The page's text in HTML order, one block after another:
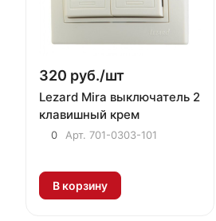
320 руб./шт
Lezard Mira выключатель 2
клавишный крем
0 Арт. 701-0303-101
В корзину